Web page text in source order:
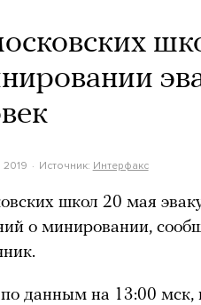
2019 Источник: Интерфакс
школ 20 мая
о минировании,
по данным на 13:00